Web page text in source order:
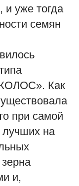
и уже тогда
семян
Как
при самой
лучших на
и,